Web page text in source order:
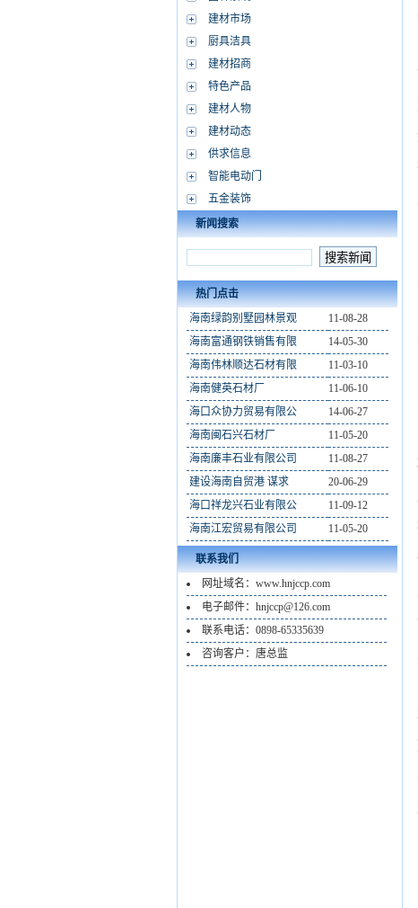
建材市场
厨具洁具
建材招商
特色产品
建材人物
建材动态
供求信息
智能电动门
五金装饰
新闻搜索
热门点击
海南绿韵别墅园林景观
11-08-28
海南富通钢铁销售有限
14-05-30
海南伟林顺达石材有限
11-03-10
海南健英石材厂
11-06-10
海口众协力贸易有限公
14-06-27
海南闽石兴石材厂
11-05-20
海南廉丰石业有限公司
11-08-27
建设海南自贸港 谋求
20-06-29
海口祥龙兴石业有限公
11-09-12
海南江宏贸易有限公司
11-05-20
联系我们
网址域名：www.hnjccp.com
电子邮件：hnjccp@126.com
联系电话：0898-65335639
咨询客户：唐总监